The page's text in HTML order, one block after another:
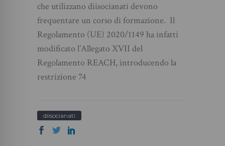
che utilizzano diisocianati devono
frequentare un corso di formazione. Il
Regolamento (UE) 2020/1149 ha infatti
modificato l’Allegato XVII del
Regolamento REACH, introducendo la
restrizione 74
diisocianati